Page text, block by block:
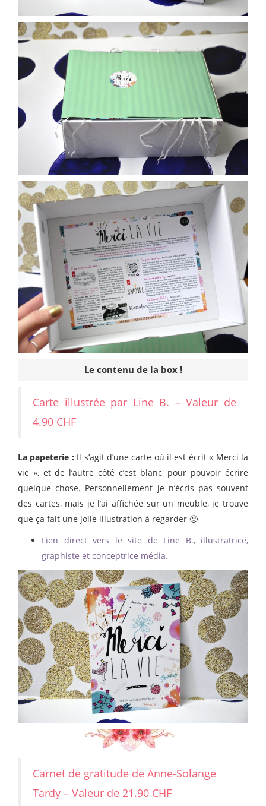
Le contenu de la box !
Carte illustrée par Line B. – Valeur de
4.90 CHF
La papeterie : Il s’agit d’une carte où il est écrit « Merci la
vie », et de l’autre côté c’est blanc, pour pouvoir écrire
quelque chose. Personnellement je n’écris pas souvent
des cartes, mais je l’ai affichée sur un meuble, je trouve
que ça fait une jolie illustration à regarder 🙂
Lien direct vers le site de Line B., illustratrice,
graphiste et conceptrice média.
Carnet de gratitude de Anne-Solange
Tardy – Valeur de 21.90 CHF